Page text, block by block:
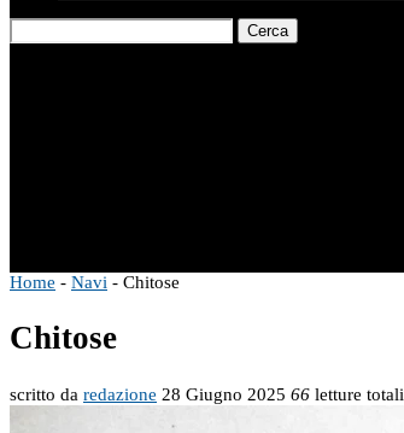
Cerca
Home - Navi - Chitose
Chitose
scritto da redazione 28 Giugno 2025 66 letture totali